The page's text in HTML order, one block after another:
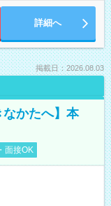
詳細へ
掲載日：2026.08.03
かたへ】本
面接OK